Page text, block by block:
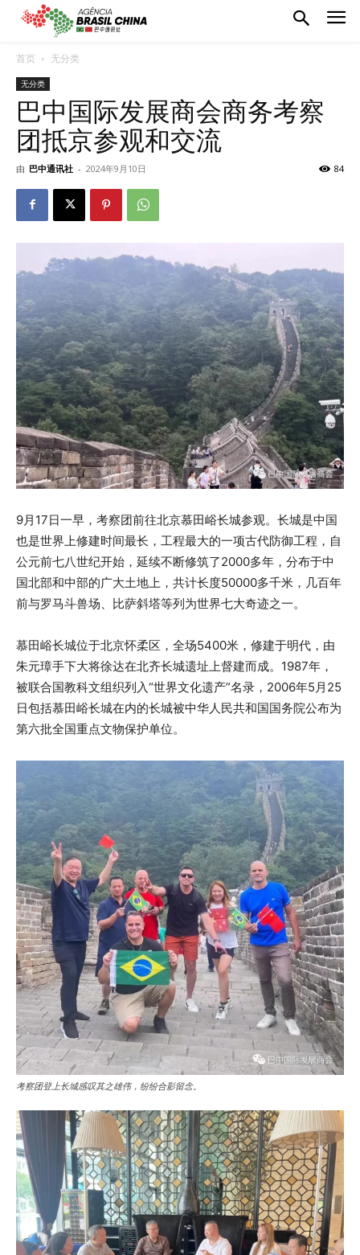
首页 无分类
无分类
巴中国际发展商会商务考察
团抵京参观和交流
由 巴中通讯社 - 2024年9月10日 84
9月17日一早，考察团前往北京慕田峪长城参观。长城是中国
也是世界上修建时间最长，工程最大的一项古代防御工程，自
公元前七八世纪开始，延续不断修筑了2000多年，分布于中
国北部和中部的广大土地上，共计长度50000多千米，几百年
前与罗马斗兽场、比萨斜塔等列为世界七大奇迹之一。
慕田峪长城位于北京怀柔区，全场5400米，修建于明代，由
朱元璋手下大将徐达在北齐长城遗址上督建而成。1987年，
被联合国教科文组织列入“世界文化遗产”名录，2006年5月25
日包括慕田峪长城在内的长城被中华人民共和国国务院公布为
第六批全国重点文物保护单位。
考察团登上长城感叹其之雄伟，纷纷合影留念。